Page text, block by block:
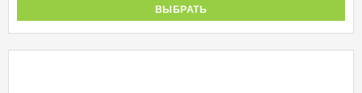
ВЫБРАТЬ